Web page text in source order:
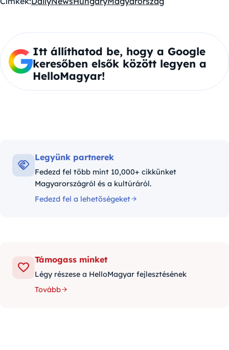
Itt állíthatod be, hogy a Google
keresőben elsők között legyen a
HelloMagyar!
Legyünk partnerek
Fedezd fel több mint 10,000+ cikkünket
Magyarországról és a kultúráról.
Fedezd fel a lehetőségeket
Támogass minket
Légy részese a HelloMagyar fejlesztésének
Tovább